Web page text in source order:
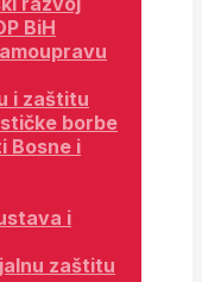
BiH
i zaštitu
borbe
Bosne i
i
zaštitu